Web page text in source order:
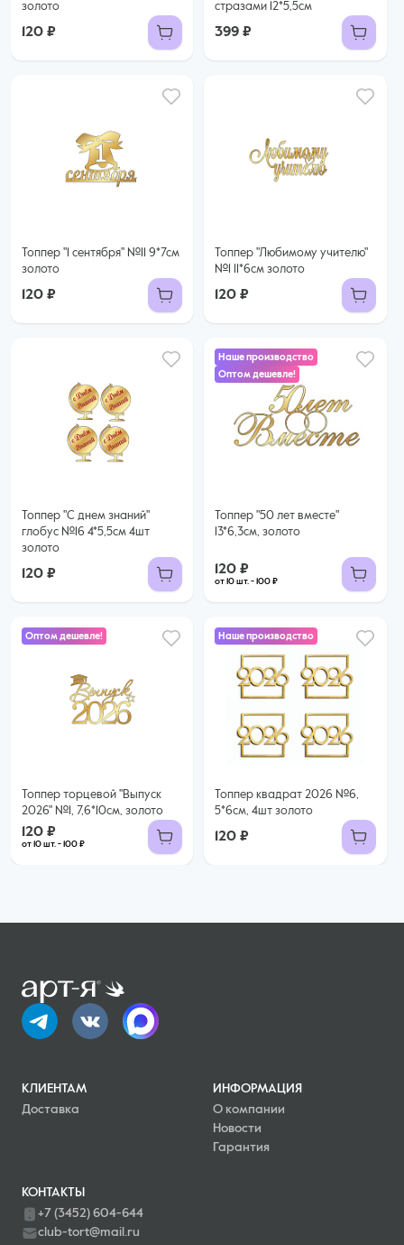
золото
120 ₽
стразами 12*5,5см
399 ₽
Топпер "1 сентября" №11 9*7см
золото
120 ₽
Топпер "Любимому учителю"
№1 11*6см золото
120 ₽
Топпер "С днем знаний"
глобус №16 4*5,5см 4шт
золото
120 ₽
Наше производство
Оптом дешевле!
Топпер "50 лет вместе"
13*6,3см, золото
120 ₽
от 10 шт. - 100 ₽
120 ₽
100 ₽ за шт. при заказе от 10 шт.
Купить оптом
Оптом дешевле!
Топпер торцевой "Выпуск
2026" №1, 7,6*10см, золото
120 ₽
от 10 шт. - 100 ₽
100 ₽ за шт. при заказе от 10 шт.
Наше производство
Топпер квадрат 2026 №6,
5*6см, 4шт золото
120 ₽
КЛИЕНТАМ
Доставка
ИНФОРМАЦИЯ
О компании
Новости
Гарантия
КОНТАКТЫ
+7 (3452) 604-644
club-tort@mail.ru